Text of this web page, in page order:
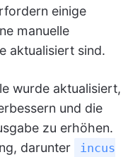
einige
manuelle
aktualisiert sind.
wurde aktualisiert,
und die
zu erhöhen.
darunter
incus